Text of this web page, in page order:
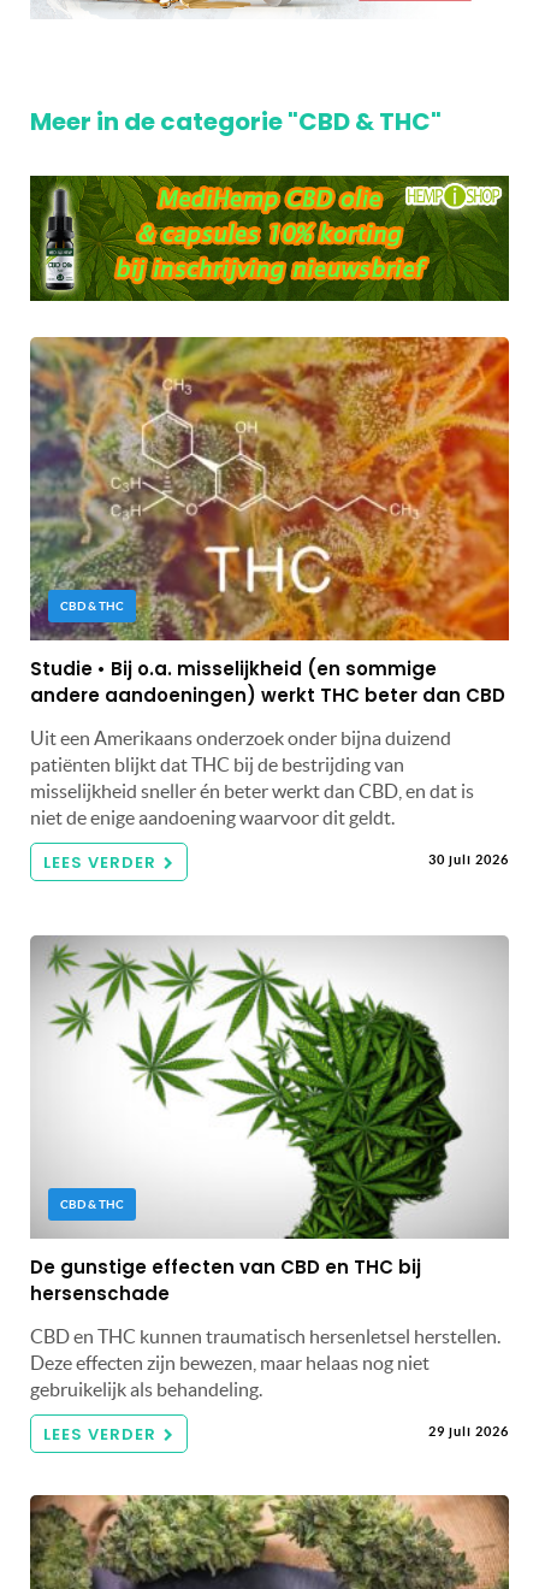
Meer in de categorie "CBD & THC"
CBD & THC
Studie • Bij o.a. misselijkheid (en sommige
andere aandoeningen) werkt THC beter dan CBD
Uit een Amerikaans onderzoek onder bijna duizend
patiënten blijkt dat THC bij de bestrijding van
misselijkheid sneller én beter werkt dan CBD, en dat is
niet de enige aandoening waarvoor dit geldt.
LEES VERDER 30 juli 2026
CBD & THC
De gunstige effecten van CBD en THC bij
hersenschade
CBD en THC kunnen traumatisch hersenletsel herstellen.
Deze effecten zijn bewezen, maar helaas nog niet
gebruikelijk als behandeling.
LEES VERDER 29 juli 2026